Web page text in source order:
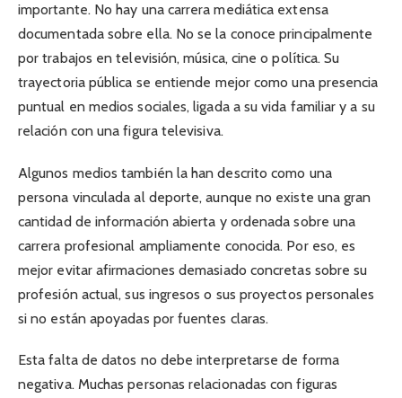
importante. No hay una carrera mediática extensa
documentada sobre ella. No se la conoce principalmente
por trabajos en televisión, música, cine o política. Su
trayectoria pública se entiende mejor como una presencia
puntual en medios sociales, ligada a su vida familiar y a su
relación con una figura televisiva.
Algunos medios también la han descrito como una
persona vinculada al deporte, aunque no existe una gran
cantidad de información abierta y ordenada sobre una
carrera profesional ampliamente conocida. Por eso, es
mejor evitar afirmaciones demasiado concretas sobre su
profesión actual, sus ingresos o sus proyectos personales
si no están apoyadas por fuentes claras.
Esta falta de datos no debe interpretarse de forma
negativa. Muchas personas relacionadas con figuras